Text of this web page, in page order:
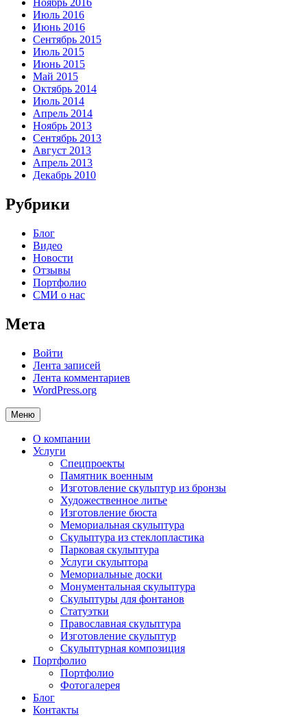
Ноябрь 2016
Июль 2016
Июнь 2016
Сентябрь 2015
Июль 2015
Июнь 2015
Май 2015
Октябрь 2014
Июль 2014
Апрель 2014
Ноябрь 2013
Сентябрь 2013
Август 2013
Апрель 2013
Декабрь 2010
Рубрики
Блог
Видео
Новости
Отзывы
Портфолио
СМИ о нас
Мета
Войти
Лента записей
Лента комментариев
WordPress.org
Меню
О компании
Услуги
Спецпроекты
Памятник военным
Изготовление скульптур из бронзы
Художественное литье
Изготовление бюста
Мемориальная скульптура
Скульптура из стеклопластика
Парковая скульптура
Услуги скульптора
Мемориальные доски
Монументальная скульптура
Скульптуры для фонтанов
Статуэтки
Православная скульптура
Изготовление скульптур
Скульптурная композиция
Портфолио
Портфолио
Фотогалерея
Блог
Контакты